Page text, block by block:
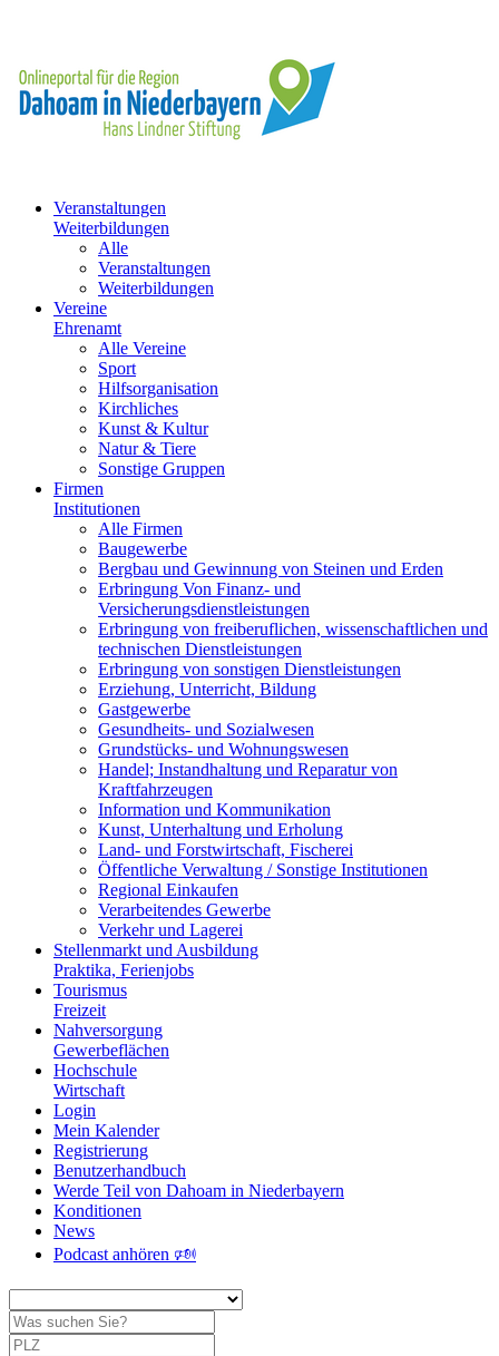
Veranstaltungen
Weiterbildungen
Alle
Veranstaltungen
Weiterbildungen
Vereine
Ehrenamt
Alle Vereine
Sport
Hilfsorganisation
Kirchliches
Kunst & Kultur
Natur & Tiere
Sonstige Gruppen
Firmen
Institutionen
Alle Firmen
Baugewerbe
Bergbau und Gewinnung von Steinen und Erden
Erbringung Von Finanz- und
Versicherungsdienstleistungen
Erbringung von freiberuflichen, wissenschaftlichen und
technischen Dienstleistungen
Erbringung von sonstigen Dienstleistungen
Erziehung, Unterricht, Bildung
Gastgewerbe
Gesundheits- und Sozialwesen
Grundstücks- und Wohnungswesen
Handel; Instandhaltung und Reparatur von
Kraftfahrzeugen
Information und Kommunikation
Kunst, Unterhaltung und Erholung
Land- und Forstwirtschaft, Fischerei
Öffentliche Verwaltung / Sonstige Institutionen
Regional Einkaufen
Verarbeitendes Gewerbe
Verkehr und Lagerei
Stellenmarkt und Ausbildung
Praktika, Ferienjobs
Tourismus
Freizeit
Nahversorgung
Gewerbeflächen
Hochschule
Wirtschaft
Login
Mein Kalender
Registrierung
Benutzerhandbuch
Werde Teil von Dahoam in Niederbayern
Konditionen
News
Podcast anhören 🕬